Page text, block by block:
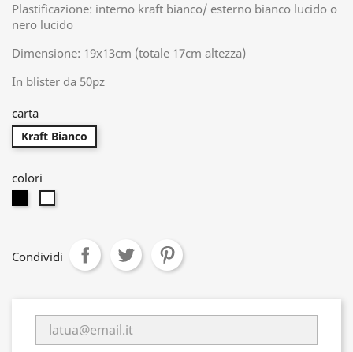
Plastificazione: interno kraft bianco/ esterno bianco lucido o
nero lucido
Dimensione: 19x13cm (totale 17cm altezza)
In blister da 50pz
carta
Kraft Bianco
colori
Condividi